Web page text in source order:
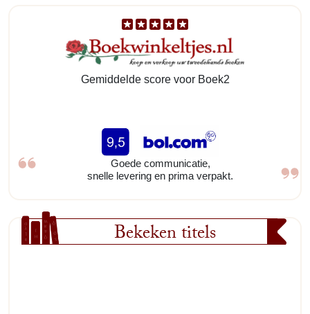
Gemiddelde score voor Boek2
Goede communicatie,
snelle levering en prima verpakt.
Bekeken titels